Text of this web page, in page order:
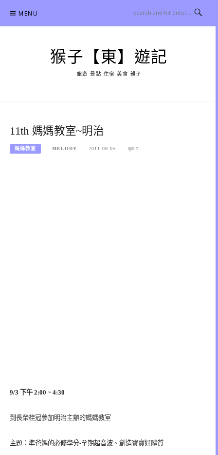
content
MENU
猴子【東】遊記
旅遊 景點 住宿 美食 親子
11th 媽媽教室~明治
媽媽教室 MELODY 2011-09-05 1
9/3 下午 2:00 ~ 4:30
到長榮桂冠參加明治主辦的媽媽教室
主題：準爸媽的必修學分-孕期超音波、創造寶寶好體質